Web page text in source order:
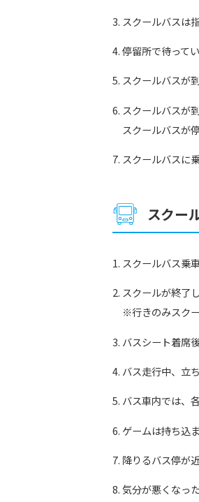
スクールバスは
停留所で待って
スクールバスが
スクールバスが
スクールバスが
スクールバスに
スクー
スクールバス乗
スクールが終了
※行きのみスク
バスシート着席
バス走行中、立
バス車内では、
ゲームは持ち込
降りるバス停が
気分が悪くなっ